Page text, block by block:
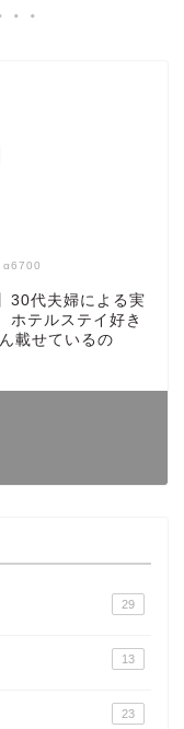
α6700
30代夫婦による実
ホテルステイ好き
載せているの
29
13
23